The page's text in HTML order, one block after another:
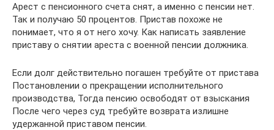
Арест с пенсионного счета снят, а именно с пенсии нет.
Так и получаю 50 процентов. Пристав похоже не
понимает, что я от него хочу. Как написать заявление
приставу о снятии ареста с военной пенсии должника.
Если долг действительно погашен требуйте от пристава
Постановлении о прекращении исполнительного
производства, Тогда пенсию освободят от взыскания
После чего через суд требуйте возврата излишне
удержанной приставом пенсии.